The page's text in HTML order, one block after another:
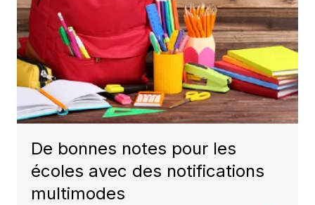
De bonnes notes pour les
écoles avec des notifications
multimodes